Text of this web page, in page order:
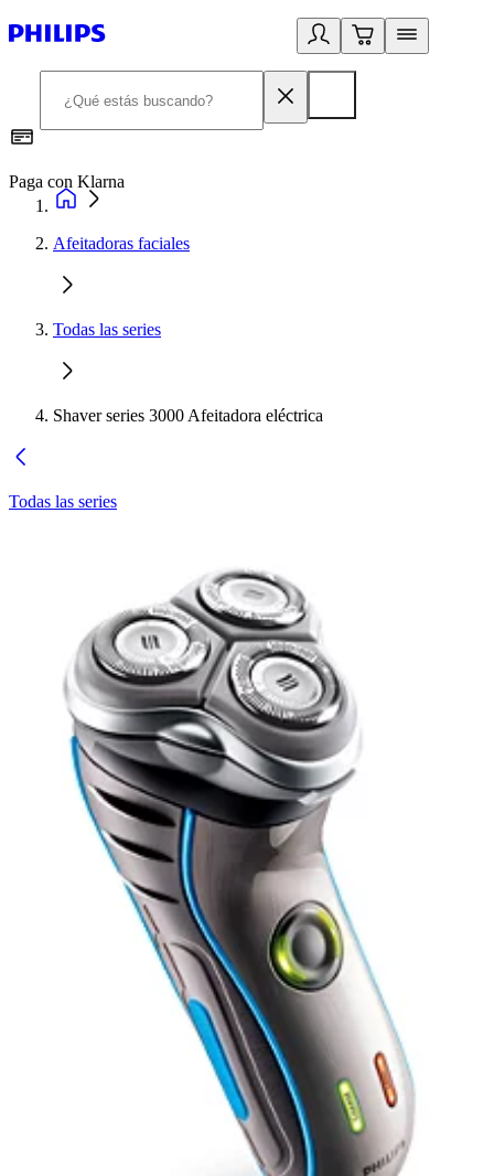
Paga con Klarna
Afeitadoras faciales
Todas las series
Shaver series 3000 Afeitadora eléctrica
Todas las series